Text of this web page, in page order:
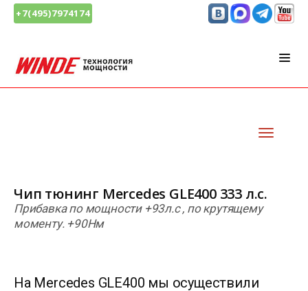
+7(495)7974174
Чип тюнинг Mercedes GLE400 333 л.с.
Прибавка по мощности +93л.с , по крутящему
моменту. +90Нм
На Mercedes GLE400 мы осуществили